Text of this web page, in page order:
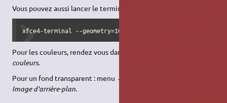
Vous pouvez aussi lancer le terminal avec la commande :
xfce4-terminal --geometry=108x24
Pour les couleurs, rendez vous dans menu →
couleurs.
Pour un fond transparent : menu →
Image d'arrière-plan.